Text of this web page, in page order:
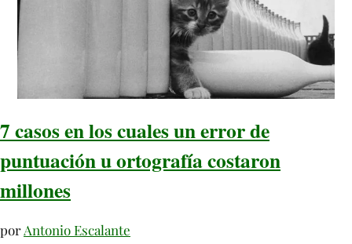
7 casos en los cuales un error de
puntuación u ortografía costaron
millones
porAntonio Escalante